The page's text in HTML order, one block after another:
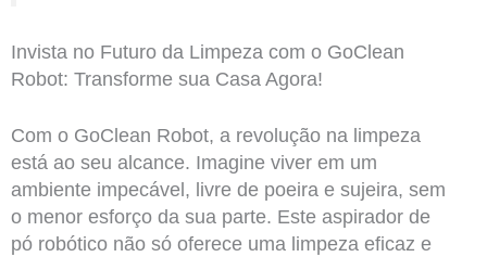
Invista no Futuro da Limpeza com o GoClean
Robot: Transforme sua Casa Agora!
Com o GoClean Robot, a revolução na limpeza
está ao seu alcance. Imagine viver em um
ambiente impecável, livre de poeira e sujeira, sem
o menor esforço da sua parte. Este aspirador de
pó robótico não só oferece uma limpeza eficaz e